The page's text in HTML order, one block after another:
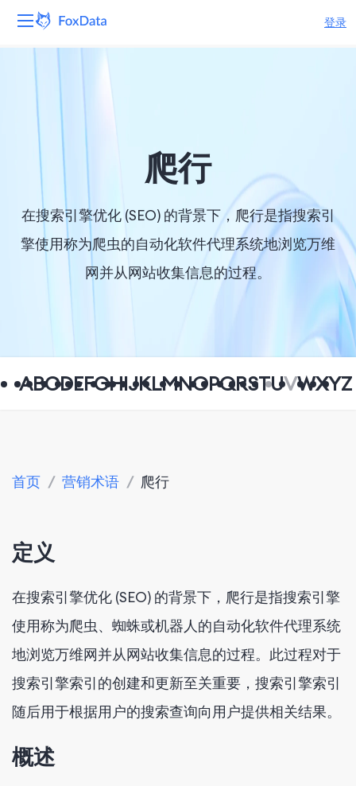
登录
解决方案 爬行
在搜索引擎优化 (SEO) 的背景下，爬行是指搜索引
擎使用称为爬虫的自动化软件代理系统地浏览万维
网并从网站收集信息的过程。
ABCDEFGHIJKLMNOPQRSTUVWXYZ
首页 / 营销术语 / 爬行
定义
在搜索引擎优化 (SEO) 的背景下，爬行是指搜索引擎
使用称为爬虫、蜘蛛或机器人的自动化软件代理系统
地浏览万维网并从网站收集信息的过程。此过程对于
搜索引擎索引的创建和更新至关重要，搜索引擎索引
随后用于根据用户的搜索查询向用户提供相关结果。
概述